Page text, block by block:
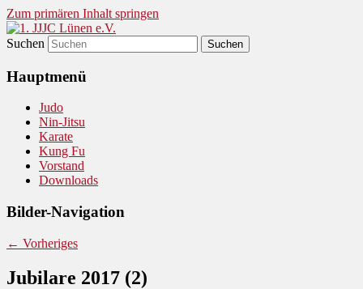
Zum primären Inhalt springen
1. JJJC Lünen e.V.
Judo und Ninjitsu
Suchen
Hauptmenü
Judo
Nin-Jitsu
Karate
Kung Fu
Vorstand
Downloads
Bilder-Navigation
← Vorheriges
Jubilare 2017 (2)